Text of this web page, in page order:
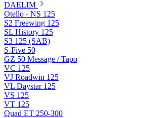
DAELIM
Otello - NS 125
S2 Freewing 125
SL History 125
S3 125 (SAB)
S-Five 50
GZ 50 Message / Tapo
VC 125
VJ Roadwin 125
VL Daystar 125
VS 125
VT 125
Quad ET 250-300